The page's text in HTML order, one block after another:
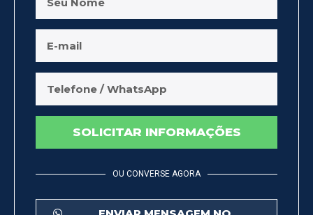
SOLICITAR INFORMAÇÕES
OU CONVERSE AGORA